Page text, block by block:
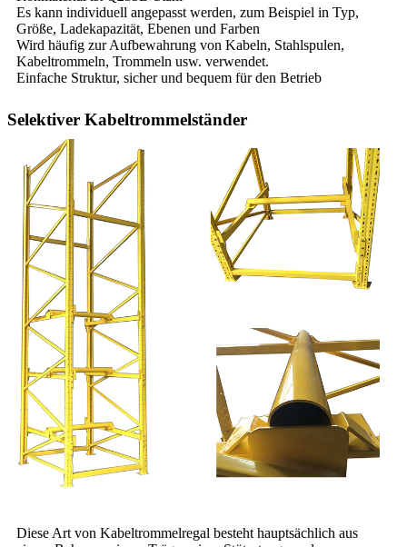
Es kann individuell angepasst werden, zum Beispiel in Typ,
Größe, Ladekapazität, Ebenen und Farben
Wird häufig zur Aufbewahrung von Kabeln, Stahlspulen,
Kabeltrommeln, Trommeln usw. verwendet.
Einfache Struktur, sicher und bequem für den Betrieb
Selektiver Kabeltrommelständer
Diese Art von Kabeltrommelregal besteht hauptsächlich aus